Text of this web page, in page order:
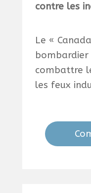
contre les
Le «
bombardier
combattre
les feux